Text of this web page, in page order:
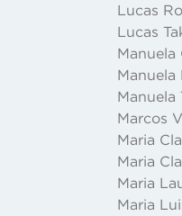
Lucas
Lucas
Manuela
Manuela
Marcos
Maria
Maria
Maria
Maria